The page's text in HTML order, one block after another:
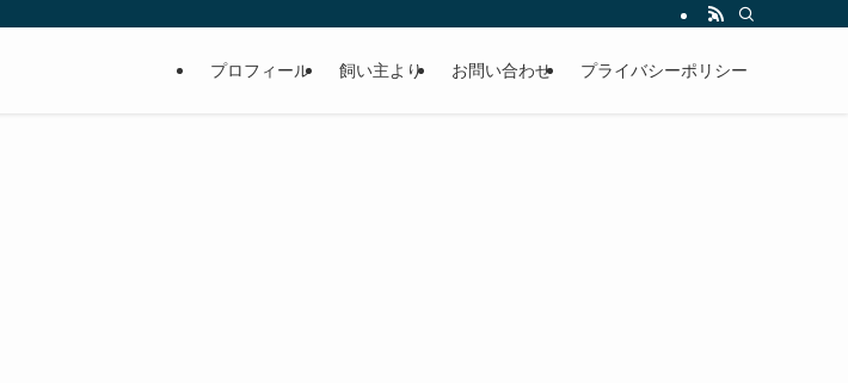
プロフィール 飼い主より お問い合わせ プライバシーポリシー